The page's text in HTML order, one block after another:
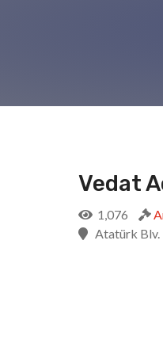
Vedat
1,076
Atatürk Blv.